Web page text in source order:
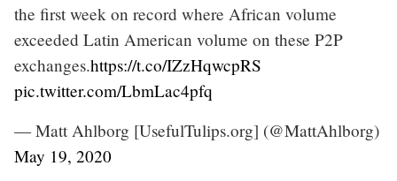
the first week on record where African volume
exceeded Latin American volume on these P2P
exchanges.https://t.co/IZzHqwcpRS
pic.twitter.com/LbmLac4pfq
— Matt Ahlborg [UsefulTulips.org] (@MattAhlborg)
May 19, 2020